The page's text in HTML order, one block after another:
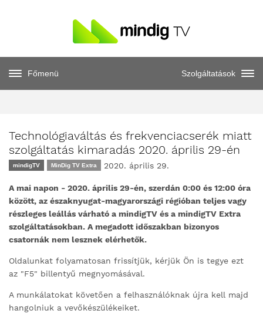
Főmenü Szolgáltatások
Technológiaváltás és frekvenciacserék miatt
szolgáltatás kimaradás 2020. április 29-én
mindigTV MinDig TV Extra 2020. április 29.
A mai napon - 2020. április 29-én, szerdán 0:00 és 12:00 óra
között, az északnyugat-magyarországi régióban teljes vagy
részleges leállás várható a mindigTV és a mindigTV Extra
szolgáltatásokban. A megadott időszakban bizonyos
csatornák nem lesznek elérhetők.
Oldalunkat folyamatosan frissítjük, kérjük Ön is tegye ezt
az "F5" billentyű megnyomásával.
A munkálatokat követően a felhasználóknak újra kell majd
hangolniuk a vevőkészülékeiket.